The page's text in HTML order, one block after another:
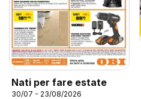
Nati per fare estate
30/07 - 23/08/2026